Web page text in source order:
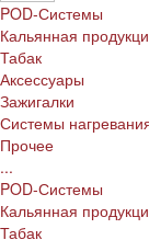
POD-Системы
Кальянная
Табак
Аксессуары
Зажигалки
Системы
Прочее
...
POD-Системы
Кальянная
Табак